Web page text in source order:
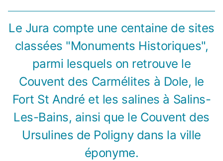
Le Jura compte une centaine de sites
classées "Monuments Historiques",
parmi lesquels on retrouve le
Couvent des Carmélites à Dole, le
Fort St André et les salines à Salins-
Les-Bains, ainsi que le Couvent des
Ursulines de Poligny dans la ville
éponyme.